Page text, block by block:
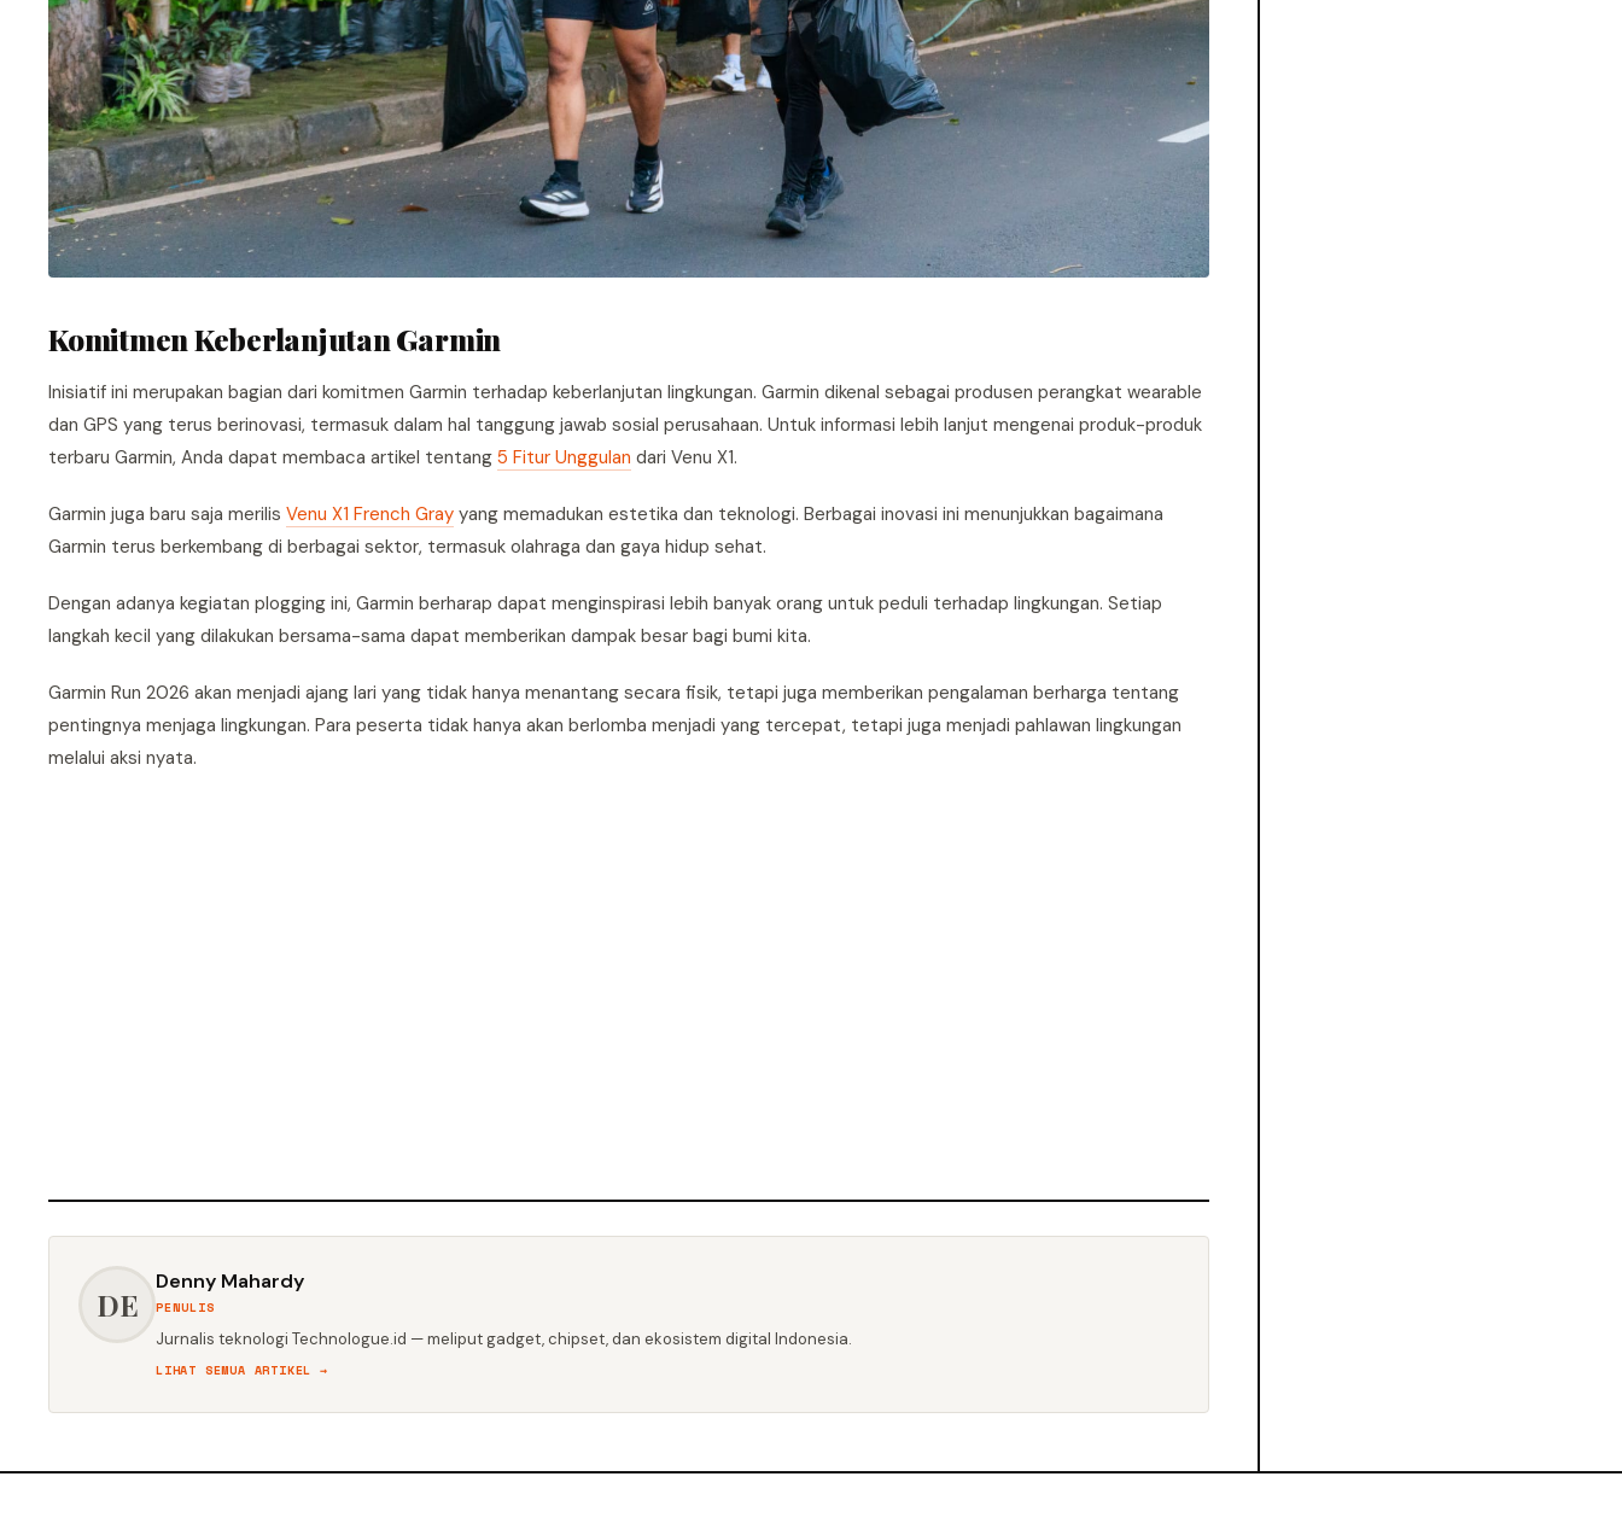
Komitmen Keberlanjutan Garmin
Inisiatif ini merupakan bagian dari komitmen Garmin terhadap keberlanjutan lingkungan. Garmin dikenal sebagai produsen perangkat wearable
dan GPS yang terus berinovasi, termasuk dalam hal tanggung jawab sosial perusahaan. Untuk informasi lebih lanjut mengenai produk-produk
terbaru Garmin, Anda dapat membaca artikel tentang 5 Fitur Unggulan dari Venu X1.
Garmin juga baru saja merilis Venu X1 French Gray yang memadukan estetika dan teknologi. Berbagai inovasi ini menunjukkan bagaimana
Garmin terus berkembang di berbagai sektor, termasuk olahraga dan gaya hidup sehat.
Dengan adanya kegiatan plogging ini, Garmin berharap dapat menginspirasi lebih banyak orang untuk peduli terhadap lingkungan. Setiap
langkah kecil yang dilakukan bersama-sama dapat memberikan dampak besar bagi bumi kita.
Garmin Run 2026 akan menjadi ajang lari yang tidak hanya menantang secara fisik, tetapi juga memberikan pengalaman berharga tentang
pentingnya menjaga lingkungan. Para peserta tidak hanya akan berlomba menjadi yang tercepat, tetapi juga menjadi pahlawan lingkungan
melalui aksi nyata.
DE
Denny Mahardy
PENULIS
Jurnalis teknologi Technologue.id — meliput gadget, chipset, dan ekosistem digital Indonesia.
LIHAT SEMUA ARTIKEL →